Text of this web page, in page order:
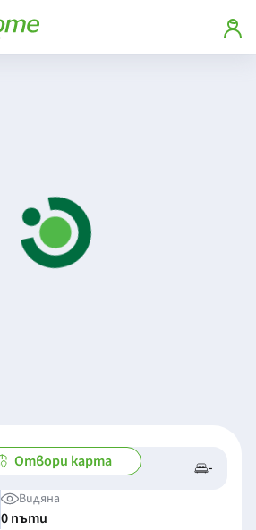
-/- -
Отвори карта
Видяна
0 пъти